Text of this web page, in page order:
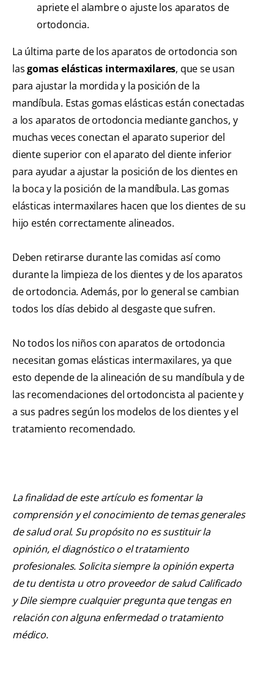
apriete el alambre o ajuste los aparatos de
ortodoncia.
La última parte de los aparatos de ortodoncia son
lasgomas elásticas intermaxilares, que se usan
para ajustar la mordida y la posición de la
mandíbula. Estas gomas elásticas están conectadas
a los aparatos de ortodoncia mediante ganchos, y
muchas veces conectan el aparato superior del
diente superior con el aparato del diente inferior
para ayudar a ajustar la posición de los dientes en
la boca y la posición de la mandíbula. Las gomas
elásticas intermaxilares hacen que los dientes de su
hijo estén correctamente alineados.
Deben retirarse durante las comidas así como
durante la limpieza de los dientes y de los aparatos
de ortodoncia. Además, por lo general se cambian
todos los días debido al desgaste que sufren.
No todos los niños con aparatos de ortodoncia
necesitan gomas elásticas intermaxilares, ya que
esto depende de la alineación de su mandíbula y de
las recomendaciones del ortodoncista al paciente y
a sus padres según los modelos de los dientes y el
tratamiento recomendado.
La finalidad de este artículo es fomentar la
comprensión y el conocimiento de temas generales
de salud oral. Su propósito no es sustituir la
opinión, el diagnóstico o el tratamiento
profesionales. Solicita siempre la opinión experta
de tu dentista u otro proveedor de salud Calificado
y Dile siempre cualquier pregunta que tengas en
relación con alguna enfermedad o tratamiento
médico.